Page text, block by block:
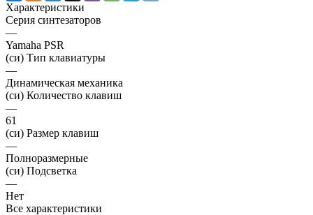
Характеристики
Серия синтезаторов
—
Yamaha PSR
(си) Тип клавиатуры
—
Динамическая механика
(си) Количество клавиш
—
61
(си) Размер клавиш
—
Полноразмерные
(си) Подсветка
—
Нет
Все характеристики